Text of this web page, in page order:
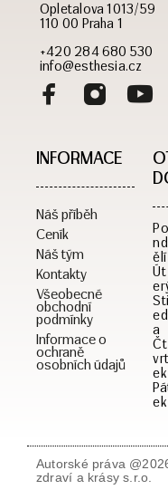
Opletalova 1013/59
110 00 Praha 1
+420 284 680 530
info@esthesia.cz
INFORMACE
Náš příběh
Ceník
Náš tým
Kontakty
Všeobecné
obchodní
podmínky
Informace o
ochraně
osobních údajů
Po
nd
ělí
Út
ed
a
Čt
vrt
ek
ek
Autorské práva
zdraví a krásy s.r.o.